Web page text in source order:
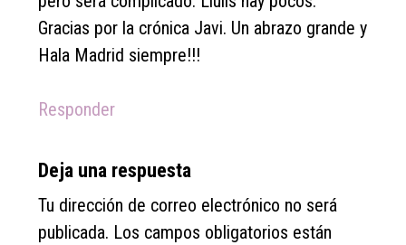
Gracias por la crónica Javi. Un abrazo grande y
Hala Madrid siempre!!!
Responder
Deja una respuesta
Tu dirección de correo electrónico no será
publicada. Los campos obligatorios están